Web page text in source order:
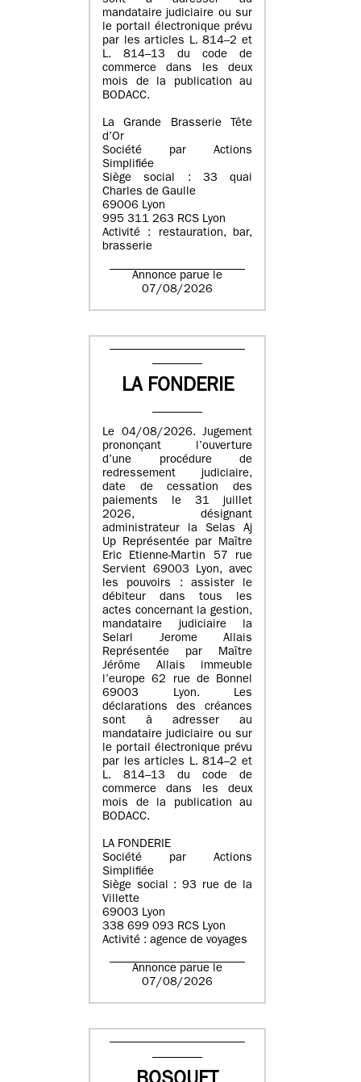
mandataire judiciaire ou sur
le portail électronique prévu
par les articles L. 814–2 et
L. 814–13 du code de
commerce dans les deux
mois de la publication au
BODACC.
La Grande Brasserie Tête
d’Or
Société par Actions
Simplifiée
Siège social : 33 quai
Charles de Gaulle
69006 Lyon
995 311 263 RCS Lyon
Activité : restauration, bar,
brasserie
Annonce parue le
07/08/2026
LA FONDERIE
Le 04/08/2026. Jugement
prononçant l’ouverture
d’une procédure de
redressement judiciaire,
date de cessation des
paiements le 31 juillet
2026, désignant
administrateur la Selas Aj
Up Représentée par Maître
Eric Etienne-Martin 57 rue
Servient 69003 Lyon, avec
les pouvoirs : assister le
débiteur dans tous les
actes concernant la gestion,
mandataire judiciaire la
Selarl Jerome Allais
Représentée par Maître
Jérôme Allais immeuble
l’europe 62 rue de Bonnel
69003 Lyon. Les
déclarations des créances
sont à adresser au
mandataire judiciaire ou sur
le portail électronique prévu
par les articles L. 814–2 et
L. 814–13 du code de
commerce dans les deux
mois de la publication au
BODACC.
LA FONDERIE
Société par Actions
Simplifiée
Siège social : 93 rue de la
Villette
69003 Lyon
338 699 093 RCS Lyon
Activité : agence de voyages
Annonce parue le
07/08/2026